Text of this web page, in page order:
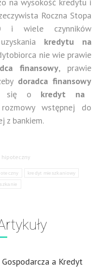
Roczna Stopa
i wiele czynników
kredytu na
nie wie prawie
finansowy, prawie
doradca finansowy
się o kredyt na
wstępnej do
z bankiem.
hipoteczny
kredyt mieszkaniowy
Gospodarcza a Kredyt